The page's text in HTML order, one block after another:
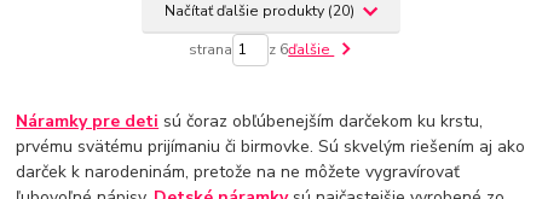
Načítať ďalšie produkty (20)
strana z 6ďalšie
Náramky pre deti sú čoraz obľúbenejším darčekom ku krstu,
prvému svätému prijímaniu či birmovke. Sú skvelým riešením aj ako
darček k narodeninám, pretože na ne môžete vygravírovať